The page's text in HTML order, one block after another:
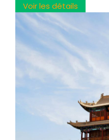
Voir les détails